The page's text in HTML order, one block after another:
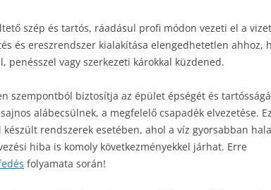
szép és tartós, ráadásul profi módon vezeti el a
és ereszrendszer kialakítása elengedhetetlen ahhoz,
penésszel vagy szerkezeti károkkal küzdened.
szempontból biztosítja az épület épségét és
alábecsülnek, a megfelelő csapadék elvezetése. Ez
rendszerek esetében, ahol a víz gyorsabban
hiba is komoly következményekkel járhat. Erre
folyamata során!